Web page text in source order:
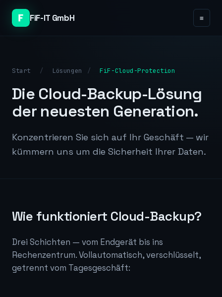
FiF-IT GmbH ≡
Start / Lösungen / FiF-Cloud-Protection
Die Cloud-Backup-Lösung
der neuesten Generation.
Konzentrieren Sie sich auf Ihr Geschäft — wir
kümmern uns um die Sicherheit Ihrer Daten.
Wie funktioniert Cloud-Backup?
Drei Schichten — vom Endgerät bis ins
Rechenzentrum. Vollautomatisch, verschlüsselt,
getrennt vom Tagesgeschäft: